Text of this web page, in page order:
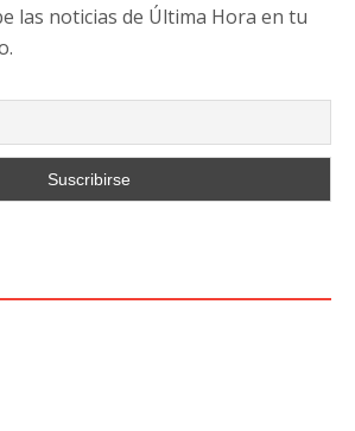
las noticias de Última Hora en tu